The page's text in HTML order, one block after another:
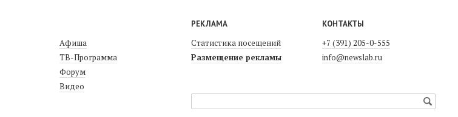
Афиша
ТВ-Программа
Форум
Видео
РЕКЛАМА
Статистика посещений
Размещение рекламы
КОНТАКТЫ
+7 (391) 205-0-555
info@newslab.ru